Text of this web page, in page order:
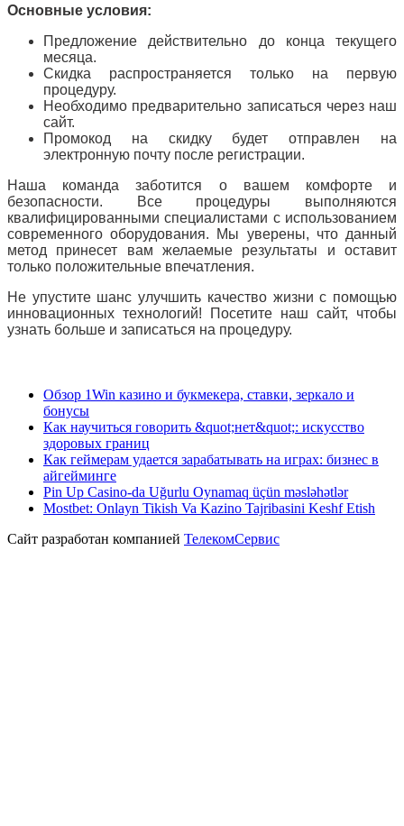
Основные условия:
Предложение действительно до конца текущего
месяца.
Скидка распространяется только на первую
процедуру.
Необходимо предварительно записаться через наш
сайт.
Промокод на скидку будет отправлен на
электронную почту после регистрации.
Наша команда заботится о вашем комфорте и
безопасности. Все процедуры выполняются
квалифицированными специалистами с использованием
современного оборудования. Мы уверены, что данный
метод принесет вам желаемые результаты и оставит
только положительные впечатления.
Не упустите шанс улучшить качество жизни с помощью
инновационных технологий! Посетите наш сайт, чтобы
узнать больше и записаться на процедуру.
Обзор 1Win казино и букмекера, ставки, зеркало и
бонусы
Как научиться говорить &quot;нет&quot;: искусство
здоровых границ
Как геймерам удается зарабатывать на играх: бизнес в
айгейминге
Pin Up Casino-da Uğurlu Oynamaq üçün məsləhətlər
Mostbet: Onlayn Tikish Va Kazino Tajribasini Keshf Etish
Сайт разработан компанией ТелекомСервис